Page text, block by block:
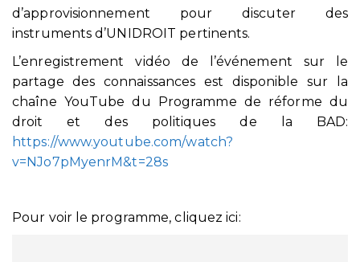
d’approvisionnement pour discuter des
instruments d’UNIDROIT pertinents.
L’enregistrement vidéo de l’événement sur le
partage des connaissances est disponible sur la
chaîne YouTube du Programme de réforme du
droit et des politiques de la BAD:
https://www.youtube.com/watch?
v=NJo7pMyenrM&t=28s
Pour voir le programme, cliquez ici: